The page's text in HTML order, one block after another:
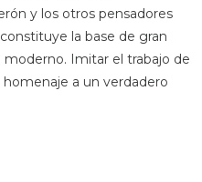
y ​​los otros pensadores
la base de gran
Imitar el trabajo de
a un verdadero